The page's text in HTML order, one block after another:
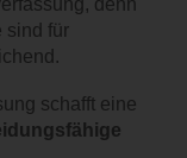
sind für
schafft eine